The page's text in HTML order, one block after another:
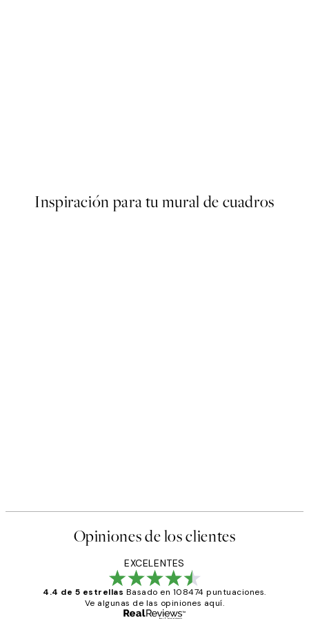
Inspiración para tu mural de cuadros
Opiniones de los clientes
EXCELENTES
4.4 de 5 estrellas Basado en 108474 puntuaciones.
Ve algunas de las opiniones aquí.